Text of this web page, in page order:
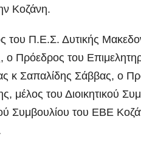
Κοζάνη.
Π.Ε.Σ. Δυτικής
Πρόεδρος του
κ Σαπαλίδης Σάββας, ο
μέλος του Διοικητικού
Συμβουλίου του ΕΒΕ